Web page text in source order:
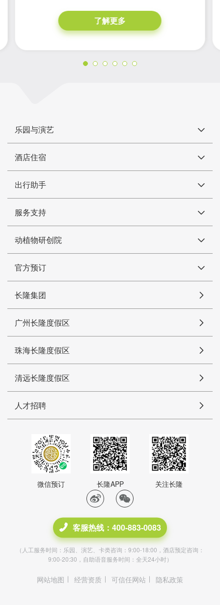
了解更多
乐园与演艺
酒店住宿
出行助手
服务支持
动植物研创院
官方预订
长隆集团
广州长隆度假区
珠海长隆度假区
清远长隆度假区
人才招聘
微信预订 长隆APP 关注长隆
客服热线：400-883-0083
（人工服务时间：乐园、演艺、卡类咨询：9:00-18:00，酒店预定咨询：
9:00-20:30，自助语音服务时间：全天24小时）
网站地图 经营资质 可信任网站 隐私政策